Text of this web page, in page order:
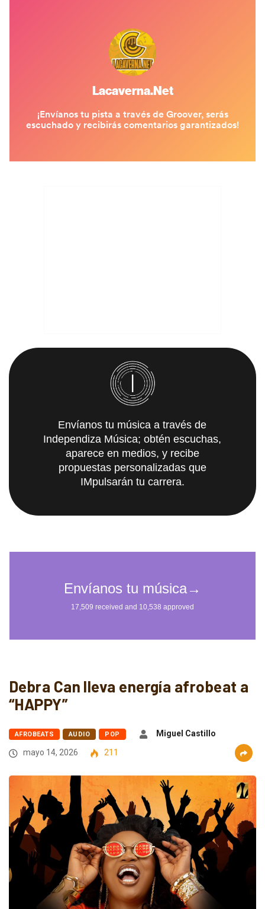
Envíanos tu música a través de
Independiza Música; obtén escuchas,
aparece en medios, y recibe
propuestas personalizadas que
IMpulsarán tu carrera.
Debra Can lleva energía afrobeat a
“HAPPY”
AFROBEATS AUDIO POP
Miguel Castillo
mayo 14, 2026
211